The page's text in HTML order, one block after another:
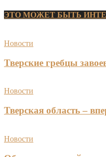
ЭТО МОЖЕТ БЫТЬ
Новости
Тверские гребцы
Новости
Тверская область –
Новости